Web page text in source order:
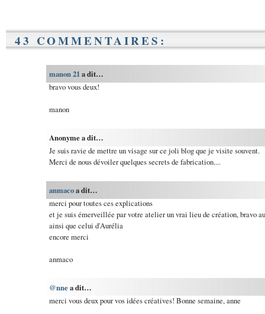
43 COMMENTAIRES:
manon 21a dit…
bravo vous deux!
manon
Anonyme a dit…
Je suis ravie de mettre un visage sur ce joli blog que je visite souvent.
Merci de nous dévoiler quelques secrets de fabrication....
anmacoa dit…
merci pour toutes ces explications
et je suis émerveillée par votre atelier un vrai lieu de création, bravo
ainsi que celui d'Aurélia
encore merci
anmaco
@nnea dit…
merci vous deux pour vos idées créatives! Bonne semaine, anne